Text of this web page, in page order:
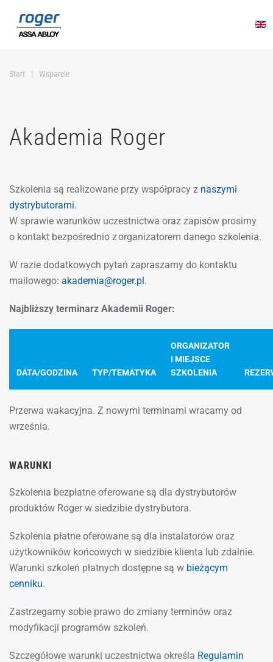
Przejdź do głównej treści
Start Wsparcie
Akademia Roger
Szkolenia są realizowane przy współpracy z naszymi
dystrybutorami.
W sprawie warunków uczestnictwa oraz zapisów prosimy
o kontakt bezpośrednio z organizatorem danego szkolenia.
W razie dodatkowych pytań zapraszamy do kontaktu
mailowego: akademia@roger.pl.
Najbliższy terminarz Akademii Roger:
DATA/GODZINA TYP/TEMATYKA
ORGANIZATOR
I MIEJSCE
SZKOLENIA
Przerwa wakacyjna. Z nowymi terminami wracamy od
września.
WARUNKI
Szkolenia bezpłatne oferowane są dla dystrybutorów
produktów Roger w siedzibie dystrybutora.
Szkolenia płatne oferowane są dla instalatorów oraz
użytkowników końcowych w siedzibie klienta lub zdalnie.
Warunki szkoleń płatnych dostępne są w bieżącym
cenniku.
Zastrzegamy sobie prawo do zmiany terminów oraz
modyfikacji programów szkoleń.
Szczegółowe warunki uczestnictwa określa Regulamin